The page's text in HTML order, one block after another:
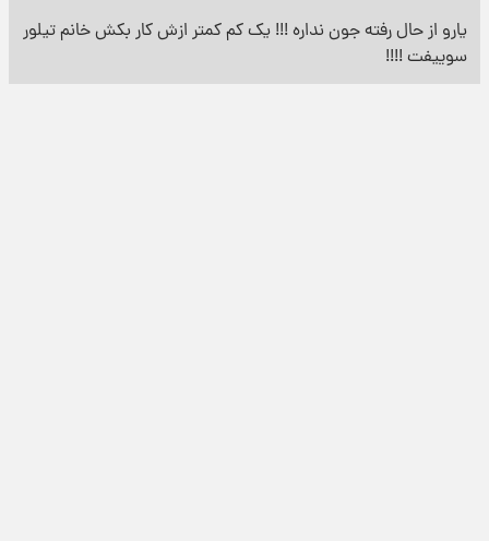
یارو از حال رفته جون نداره !!! یک کم کمتر ازش کار بکش خانم تیلور
سوییفت !!!!